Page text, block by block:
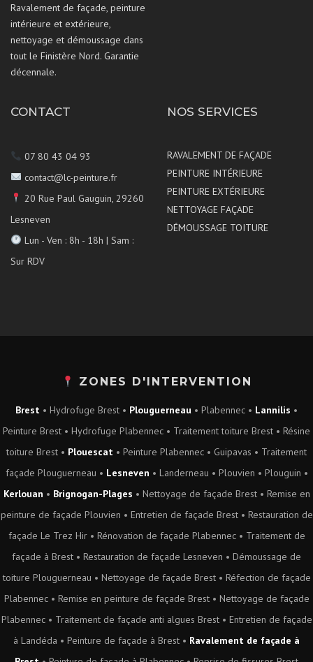
Ravalement de façade, peinture
intérieure et extérieure,
nettoyage et démoussage dans
tout le Finistère Nord. Garantie
décennale.
CONTACT
07 80 43 04 93
contact@lc-peinture.fr
20 Rue Paul Gauguin, 29260
Lesneven
Lun - Ven : 8h - 18h | Sam :
Sur RDV
NOS SERVICES
RAVALEMENT DE FAÇADE
PEINTURE INTÉRIEURE
PEINTURE EXTÉRIEURE
NETTOYAGE FAÇADE
DÉMOUSSAGE TOITURE
ZONES D'INTERVENTION
Brest • Hydrofuge Brest • Plouguerneau • Plabennec • Lannilis •
Peinture Brest • Hydrofuge Plabennec • Traitement toiture Brest • Résine
toiture Brest • Plouescat • Peinture Plabennec • Guipavas • Traitement
façade Plouguerneau • Lesneven • Landerneau • Plouvien • Plouguin •
Kerlouan • Brignogan-Plages • Nettoyage de façade Brest• Remise en
peinture de façade Plouvien • Entretien de façade Brest• Restauration de
façade Le Trez Hir• Rénovation de façade Plabennec• Traitement de
façade à Brest • Restauration de façade Lesneven • Démoussage de
toiture Plouguerneau • Nettoyage de façade Brest• Réfection de façade
Plabennec• Remise en peinture de façade Brest• Nettoyage de façade
Plabennec• Traitement de façade anti algues Brest• Entretien de façade
à Landéda • Peinture de façade à Brest • Ravalement de façade à